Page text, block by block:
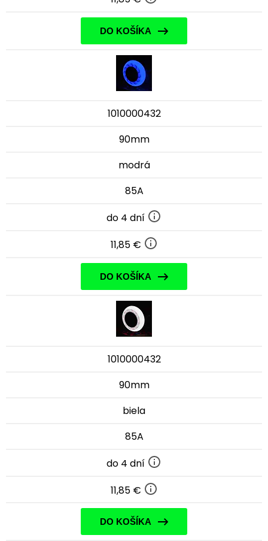
DO KOŠÍKA
1010000432
90mm
modrá
85A
do 4 dní
11,85 €
DO KOŠÍKA
1010000432
90mm
biela
85A
do 4 dní
11,85 €
DO KOŠÍKA